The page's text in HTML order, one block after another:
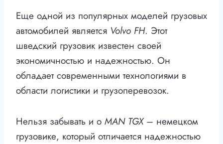
Еще одной из популярных моделей грузовых
автомобилей является Volvo FH. Этот
шведский грузовик известен своей
экономичностью и надежностью. Он
обладает современными технологиями в
области логистики и грузоперевозок.
Нельзя забывать и о MAN TGX– немецком
грузовике, который отличается надежностью